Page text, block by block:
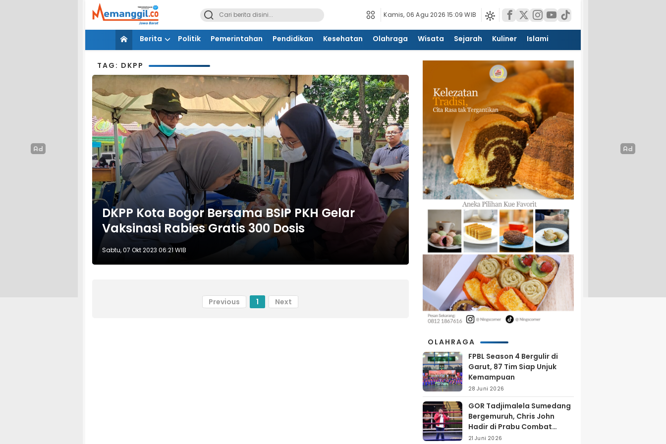
Kamis, 06 Agu 2026 15:09 WIB
Berita Politik Pemerintahan Pendidikan Kesehatan Olahraga Wisata Sejarah Kuliner Islami
TAG: DKPP
DKPP Kota Bogor Bersama BSIP PKH Gelar
Vaksinasi Rabies Gratis 300 Dosis
Sabtu, 07 Okt 2023 06:21 WIB
Previous 1 Next
OLAHRAGA
FPBL Season 4 Bergulir di
Garut, 87 Tim Siap Unjuk
Kemampuan
28 Juni 2026
GOR Tadjimalela Sumedang
Bergemuruh, Chris John
Hadir di Prabu Combat
Series 2026
21 Juni 2026